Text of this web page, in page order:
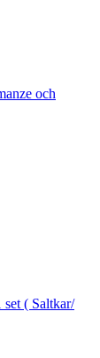
och
( Saltkar/